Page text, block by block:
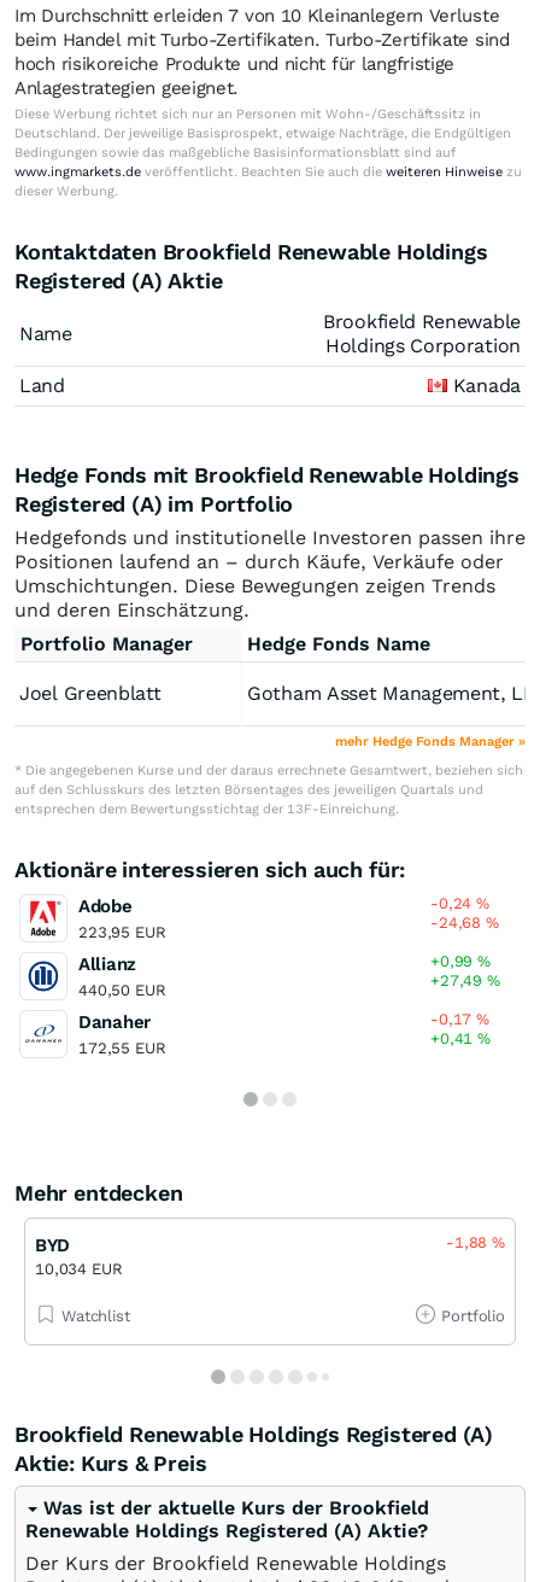
Im Durchschnitt erleiden 7 von 10 Kleinanlegern Verluste
beim Handel mit Turbo-Zertifikaten. Turbo-Zertifikate sind
hoch risikoreiche Produkte und nicht für langfristige
Anlagestrategien geeignet.
Diese Werbung richtet sich nur an Personen mit Wohn-/Geschäftssitz in
Deutschland. Der jeweilige Basisprospekt, etwaige Nachträge, die Endgültigen
Bedingungen sowie das maßgebliche Basisinformationsblatt sind auf
www.ingmarkets.de veröffentlicht. Beachten Sie auch die weiteren Hinweise zu
dieser Werbung.
Kontaktdaten Brookfield Renewable Holdings
Registered (A) Aktie
Name
Brookfield Renewable
Holdings Corporation
Land
Kanada
Hedge Fonds mit Brookfield Renewable Holdings
Registered (A) im Portfolio
Hedgefonds und institutionelle Investoren passen ihre
Positionen laufend an – durch Käufe, Verkäufe oder
Umschichtungen. Diese Bewegungen zeigen Trends
und deren Einschätzung.
Portfolio Manager
Hedge Fonds Name
Joel Greenblatt Gotham Asset Management,
mehr Hedge Fonds Manager »
* Die angegebenen Kurse und der daraus errechnete Gesamtwert, beziehen sich
auf den Schlusskurs des letzten Börsentages des jeweiligen Quartals und
entsprechen dem Bewertungsstichtag der 13F-Einreichung.
Aktionäre interessieren sich auch für:
Adobe
223,95 EUR
-0,24%
-24,68%
Allianz
440,50 EUR
+0,99%
+27,49%
Danaher
172,55 EUR
-0,17%
+0,41%
Mehr entdecken
BYD
10,034 EUR
-1,88%
Watchlist Portfolio
Brookfield Renewable Holdings Registered (A)
Aktie: Kurs & Preis
Was ist der aktuelle Kurs der Brookfield
Renewable Holdings Registered (A) Aktie?
Der Kurs der Brookfield Renewable Holdings